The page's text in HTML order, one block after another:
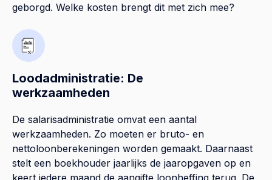
geborgd. Welke kosten brengt dit met zich mee?
Loodadministratie: De
werkzaamheden
De salarisadministratie omvat een aantal
werkzaamheden. Zo moeten er bruto- en
nettoloonberekeningen worden gemaakt. Daarnaast
stelt een boekhouder jaarlijks de jaaropgaven op en
keert iedere maand de aangifte loonheffing terug. De